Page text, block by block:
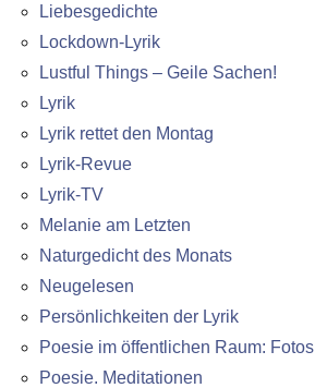
Liebesgedichte
Lockdown-Lyrik
Lustful Things – Geile Sachen!
Lyrik
Lyrik rettet den Montag
Lyrik-Revue
Lyrik-TV
Melanie am Letzten
Naturgedicht des Monats
Neugelesen
Persönlichkeiten der Lyrik
Poesie im öffentlichen Raum: Fotos
Poesie. Meditationen